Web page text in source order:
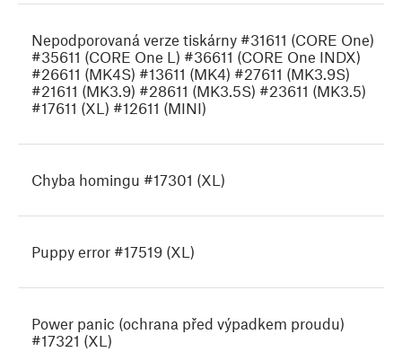
Nepodporovaná verze tiskárny #31611 (CORE One)
#35611 (CORE One L) #36611 (CORE One INDX)
#26611 (MK4S) #13611 (MK4) #27611 (MK3.9S)
#21611 (MK3.9) #28611 (MK3.5S) #23611 (MK3.5)
#17611 (XL) #12611 (MINI)
Chyba homingu #17301 (XL)
Puppy error #17519 (XL)
Power panic (ochrana před výpadkem proudu)
#17321 (XL)